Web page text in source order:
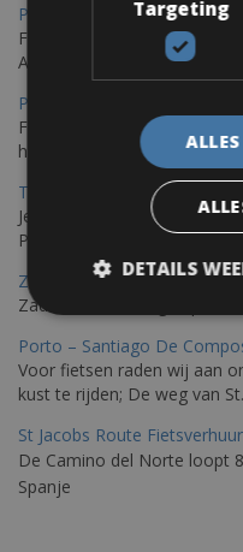
Porec Fietsverhuur
Fiets over sfeervolle routes
Adriatische kust en het
Pula Fietsverhuur
Fietsen langs de Istrische
houdt van de Mediterrane
Trieste-Pula Fietsverhuur
Je kunt een fiets huren met
Pula of elders in Istrië
Zadar Fietsverhuur
Zadar, een verborgen
Porto – Santiago De
Voor fietsen raden wij aan
kust te rijden; De weg van
St Jacobs Route Fietsverhuur
De Camino del Norte loopt
Spanje
Targeting
DETAILS